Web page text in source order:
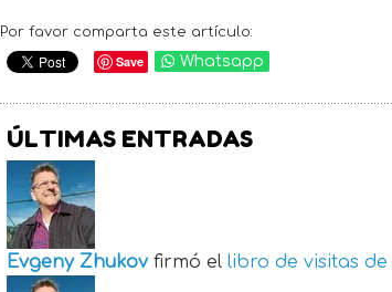
Por favor comparta este artículo:
Save Whatsapp
ÚLTIMAS ENTRADAS
Evgeny Zhukov firmó el libro de visitas de